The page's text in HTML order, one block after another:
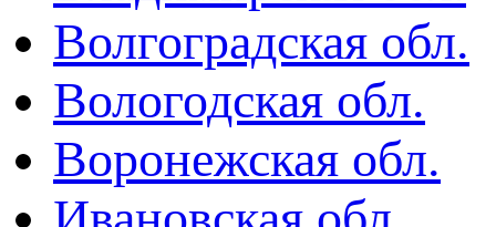
Волгоградская обл.
Вологодская обл.
Воронежская обл.